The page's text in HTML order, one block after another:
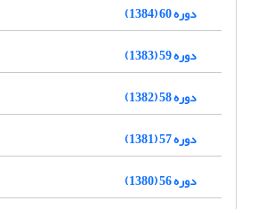
دوره 60 (1384)
دوره 59 (1383)
دوره 58 (1382)
دوره 57 (1381)
دوره 56 (1380)